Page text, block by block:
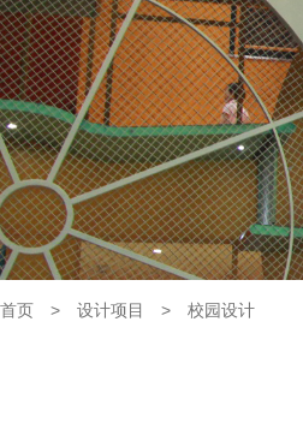
首页 > 设计项目 > 校园设计